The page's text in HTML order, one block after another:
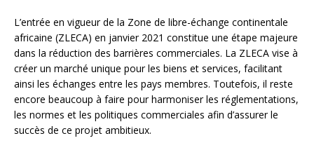
L’entrée en vigueur de la Zone de libre-échange continentale
africaine (ZLECA) en janvier 2021 constitue une étape majeure
dans la réduction des barrières commerciales. La ZLECA vise à
créer un marché unique pour les biens et services, facilitant
ainsi les échanges entre les pays membres. Toutefois, il reste
encore beaucoup à faire pour harmoniser les réglementations,
les normes et les politiques commerciales afin d’assurer le
succès de ce projet ambitieux.